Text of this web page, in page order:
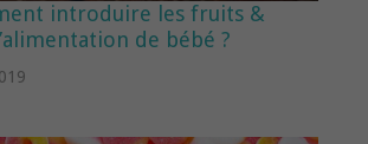
introduire les fruits &
de bébé ?